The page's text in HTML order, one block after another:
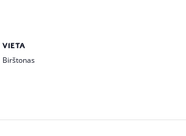
VIETA
Birštonas